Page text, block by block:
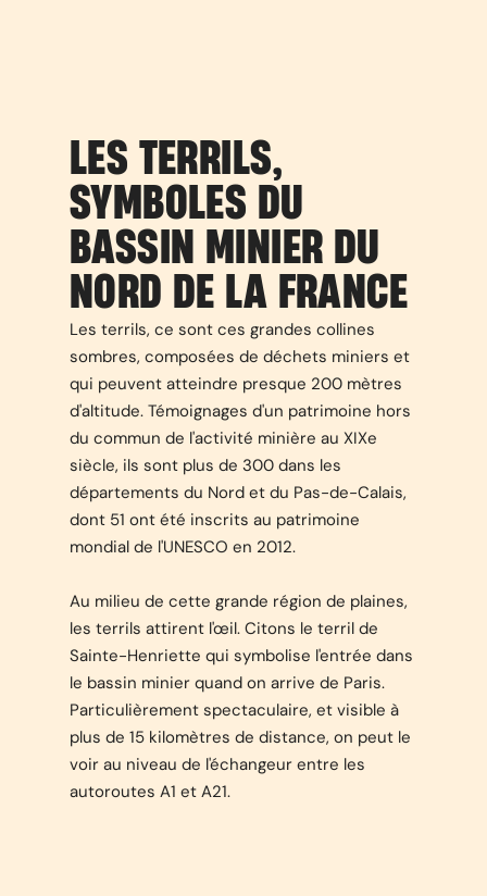
LES TERRILS,
SYMBOLES DU
BASSIN MINIER DU
NORD DE LA FRANCE
Les terrils, ce sont ces grandes collines
sombres, composées de déchets miniers et
qui peuvent atteindre presque 200 mètres
d'altitude. Témoignages d'un patrimoine hors
du commun de l'activité minière au XIXe
siècle, ils sont plus de 300 dans les
départements du Nord et du Pas-de-Calais,
dont 51 ont été inscrits au patrimoine
mondial de l'UNESCO en 2012.
Au milieu de cette grande région de plaines,
les terrils attirent l'œil. Citons le terril de
Sainte-Henriette qui symbolise l'entrée dans
le bassin minier quand on arrive de Paris.
Particulièrement spectaculaire, et visible à
plus de 15 kilomètres de distance, on peut le
voir au niveau de l'échangeur entre les
autoroutes A1 et A21.